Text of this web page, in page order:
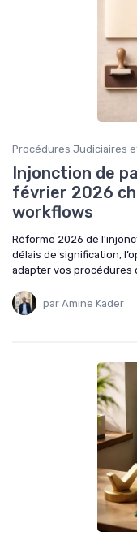
Procédures Judiciaires
Injonction de
février 2026
workflows
Réforme 2026 de
délais de signification,
adapter vos procédures
par Amine Kader